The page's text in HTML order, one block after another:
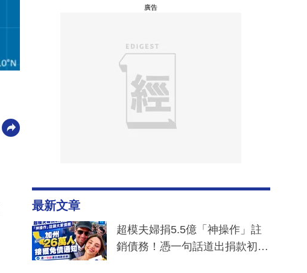
廣告
最新文章
超模夫婦捐5.5億「神操作」註
銷債務！憑一句話道出捐款初